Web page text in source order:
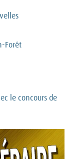
Forêt
le concours de